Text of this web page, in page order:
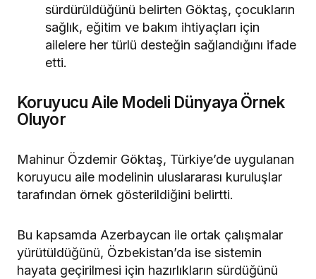
sürdürüldüğünü belirten Göktaş, çocukların
sağlık, eğitim ve bakım ihtiyaçları için
ailelere her türlü desteğin sağlandığını ifade
etti.
Koruyucu Aile Modeli Dünyaya Örnek
Oluyor
Mahinur Özdemir Göktaş, Türkiye’de uygulanan
koruyucu aile modelinin uluslararası kuruluşlar
tarafından örnek gösterildiğini belirtti.
Bu kapsamda Azerbaycan ile ortak çalışmalar
yürütüldüğünü, Özbekistan’da ise sistemin
hayata geçirilmesi için hazırlıkların sürdüğünü